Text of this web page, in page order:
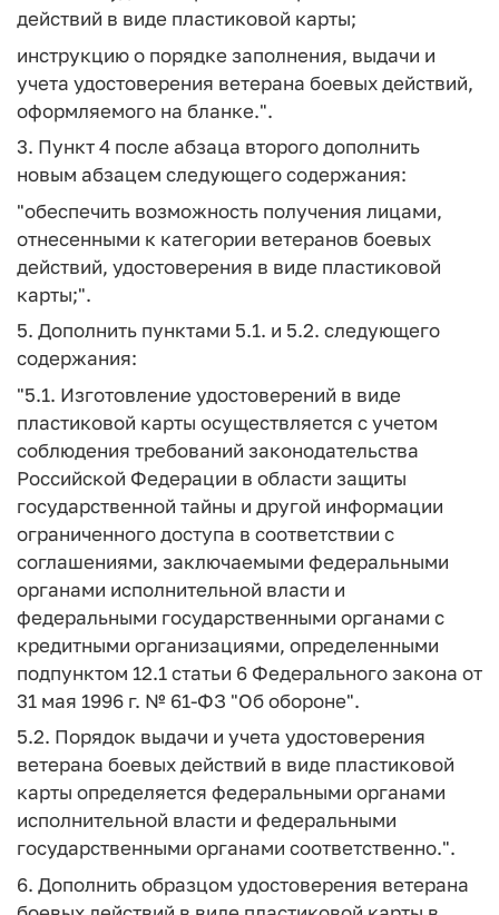
действий в виде пластиковой карты;
инструкцию о порядке заполнения, выдачи и
учета удостоверения ветерана боевых действий,
оформляемого на бланке.".
3. Пункт 4 после абзаца второго дополнить
новым абзацем следующего содержания:
"обеспечить возможность получения лицами,
отнесенными к категории ветеранов боевых
действий, удостоверения в виде пластиковой
карты;".
5. Дополнить пунктами 5.1. и 5.2. следующего
содержания:
"5.1. Изготовление удостоверений в виде
пластиковой карты осуществляется с учетом
соблюдения требований законодательства
Российской Федерации в области защиты
государственной тайны и другой информации
ограниченного доступа в соответствии с
соглашениями, заключаемыми федеральными
органами исполнительной власти и
федеральными государственными органами с
кредитными организациями, определенными
подпунктом 12.1 статьи 6 Федерального закона от
31 мая 1996 г. № 61-ФЗ "Об обороне".
5.2. Порядок выдачи и учета удостоверения
ветерана боевых действий в виде пластиковой
карты определяется федеральными органами
исполнительной власти и федеральными
государственными органами соответственно.".
6. Дополнить образцом удостоверения ветерана